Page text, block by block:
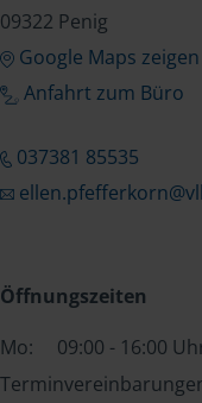
09322 Penig
Google Maps zeigen
Anfahrt zum Büro
037381 85535
Öffnungszeiten
Mo:
09:00 - 16:00